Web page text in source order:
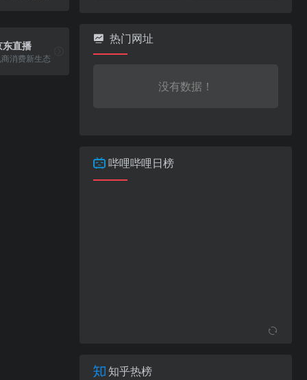
东直播
消费新生态
热门网址
没有数据！
哔哩哔哩日榜
知乎热榜